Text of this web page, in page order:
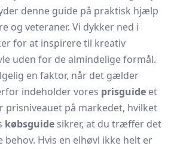
denne guide på praktisk hjælp
og veteraner. Vi dykker ned i
for at inspirere til kreativ
uden for de almindelige formål.
en faktor, når det gælder
indeholder vores prisguide et
prisniveauet på markedet, hvilket
købsguide sikrer, at du træffer det
behov. Hvis en elhøvl ikke helt er